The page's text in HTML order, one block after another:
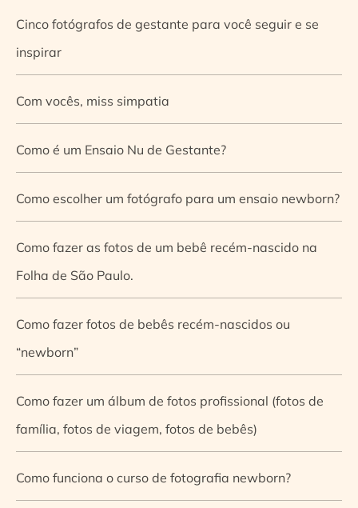
Cinco fotógrafos de gestante para você seguir e se
inspirar
Com vocês, miss simpatia
Como é um Ensaio Nu de Gestante?
Como escolher um fotógrafo para um ensaio newborn?
Como fazer as fotos de um bebê recém-nascido na
Folha de São Paulo.
Como fazer fotos de bebês recém-nascidos ou
“newborn”
Como fazer um álbum de fotos profissional (fotos de
família, fotos de viagem, fotos de bebês)
Como funciona o curso de fotografia newborn?